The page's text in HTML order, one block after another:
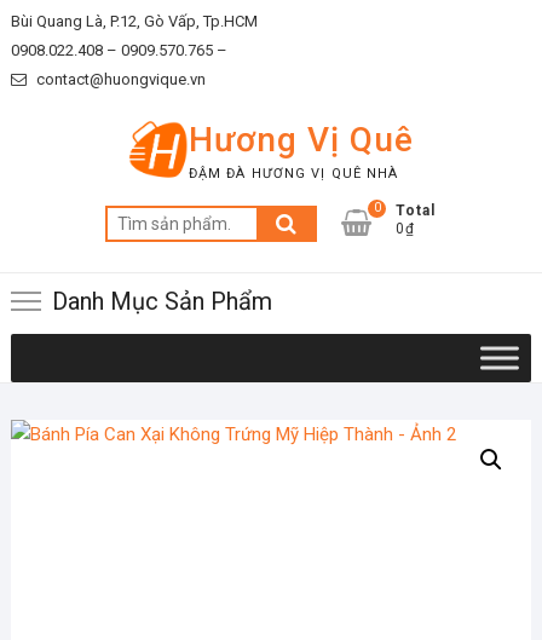
Skip
to
content
Bùi Quang Là, P.12, Gò Vấp, Tp.HCM
0908.022.408 – 0909.570.765 –
contact@huongvique.vn
Hương Vị Quê
ĐẬM ĐÀ HƯƠNG VỊ QUÊ NHÀ
Tìm
kiếm:
0
Total
0₫
Danh Mục Sản Phẩm